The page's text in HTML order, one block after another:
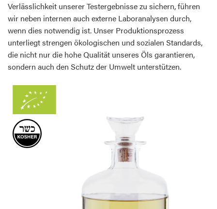
Verlässlichkeit unserer Testergebnisse zu sichern, führen
wir neben internen auch externe Laboranalysen durch,
wenn dies notwendig ist. Unser Produktionsprozess
unterliegt strengen ökologischen und sozialen Standards,
die nicht nur die hohe Qualität unseres Öls garantieren,
sondern auch den Schutz der Umwelt unterstützen.